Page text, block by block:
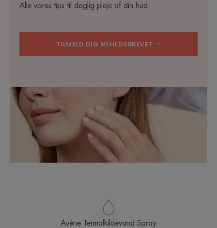
Alle vores tips til daglig pleje af din hud.
TILMELD DIG NYHEDSBREVET
Avène Termalkildevand Spray